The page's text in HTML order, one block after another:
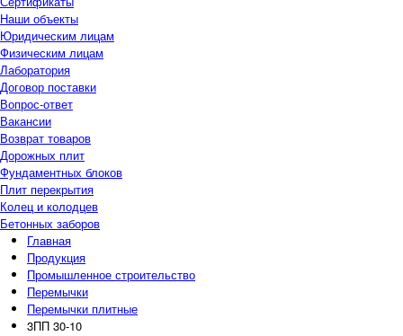
Наши объекты
Юридическим лицам
Физическим лицам
Лаборатория
Договор поставки
Вопрос-ответ
Вакансии
Возврат товаров
Дорожных плит
Фундаментных блоков
Плит перекрытия
Колец и колодцев
Бетонных заборов
Главная
Продукция
Промышленное строительство
Перемычки
Перемычки плитные
3ПП 30-10